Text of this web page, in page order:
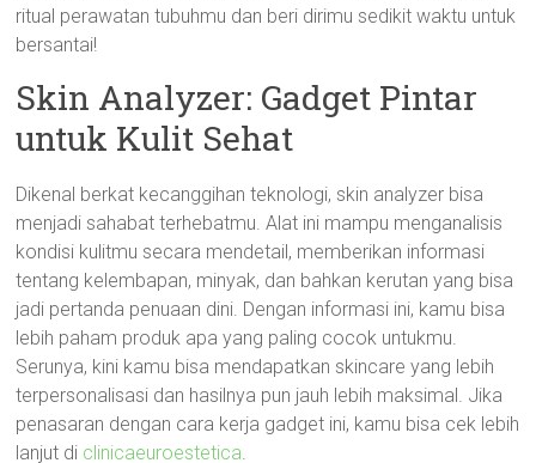
ritual perawatan tubuhmu dan beri dirimu sedikit waktu untuk
bersantai!
Skin Analyzer: Gadget Pintar
untuk Kulit Sehat
Dikenal berkat kecanggihan teknologi, skin analyzer bisa
menjadi sahabat terhebatmu. Alat ini mampu menganalisis
kondisi kulitmu secara mendetail, memberikan informasi
tentang kelembapan, minyak, dan bahkan kerutan yang bisa
jadi pertanda penuaan dini. Dengan informasi ini, kamu bisa
lebih paham produk apa yang paling cocok untukmu.
Serunya, kini kamu bisa mendapatkan skincare yang lebih
terpersonalisasi dan hasilnya pun jauh lebih maksimal. Jika
penasaran dengan cara kerja gadget ini, kamu bisa cek lebih
lanjut di clinicaeuroestetica.